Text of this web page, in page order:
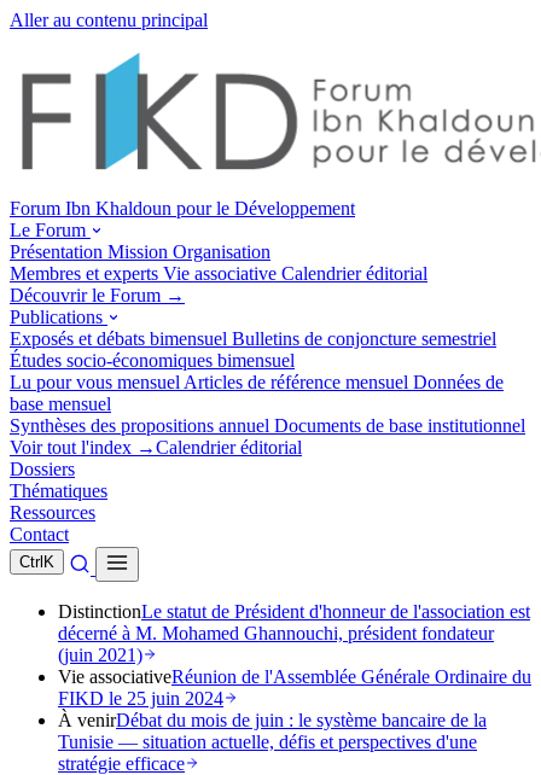
Aller au contenu principal
Forum Ibn Khaldoun pour le Développement
Le Forum
Présentation Mission Organisation
Membres et experts Vie associative Calendrier éditorial
Découvrir le Forum →
Publications
Exposés et débats bimensuel Bulletins de conjoncture semestriel
Études socio-économiques bimensuel
Lu pour vous mensuel Articles de référence mensuel Données de
base mensuel
Synthèses des propositions annuel Documents de base institutionnel
Voir tout l'index →Calendrier éditorial
Dossiers
Thématiques
Ressources
Contact
Ctrl K
DistinctionLe statut de Président d'honneur de l'association est
décerné à M. Mohamed Ghannouchi, président fondateur
(juin 2021)
Vie associativeRéunion de l'Assemblée Générale Ordinaire du
FIKD le 25 juin 2024
À venirDébat du mois de juin : le système bancaire de la
Tunisie — situation actuelle, défis et perspectives d'une
stratégie efficace